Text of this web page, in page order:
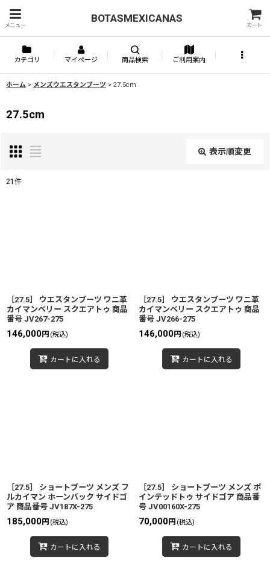
メニュー
BOTASMEXICANAS
カート
カテゴリ マイページ 商品検索 ご利用案内
ホーム > メンズウエスタンブーツ > 27.5cm
27.5cm
表示順変更
21 件
［27.5］ ウエスタンブーツ ワニ革
カイマンベリー スクエアトゥ 商品
番号 JV267-275
146,000円 (税込)
カートに入れる
［27.5］ ウエスタンブーツ ワニ革
カイマンベリー スクエアトゥ 商品
番号 JV266-275
146,000円 (税込)
カートに入れる
［27.5］ ショートブーツ メンズ フ
ルカイマン ホーンバック サイドゴ
ア 商品番号 JV187X-275
185,000円 (税込)
カートに入れる
［27.5］ ショートブーツ メンズ ポ
インテッドトゥ サイドゴア 商品番
号 JV00160X-275
70,000円 (税込)
カートに入れる